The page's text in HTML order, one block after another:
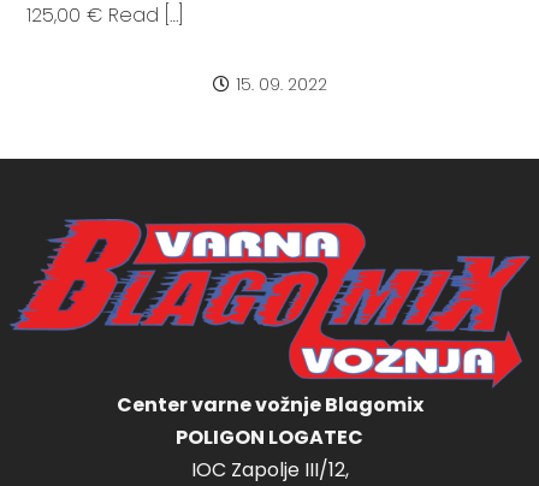
125,00 € Read […]
15. 09. 2022
Center varne vožnje Blagomix
POLIGON LOGATEC
IOC Zapolje III/12,